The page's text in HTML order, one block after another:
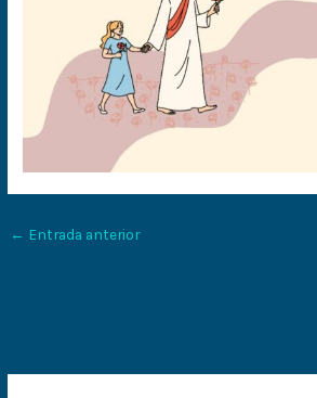
← Entrada anterior